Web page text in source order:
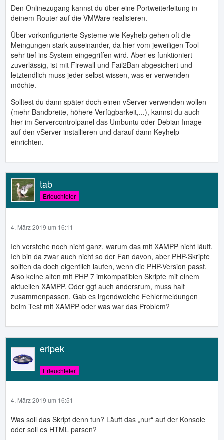
Den Onlinezugang kannst du über eine Portweiterleitung in
deinem Router auf die VMWare realisieren.
Über vorkonfigurierte Systeme wie Keyhelp gehen oft die
Meingungen stark auseinander, da hier vom jeweiligen Tool
sehr tief ins System eingegriffen wird. Aber es funktioniert
zuverlässig, ist mit Firewall und Fail2Ban abgesichert und
letztendlich muss jeder selbst wissen, was er verwenden
möchte.
Solltest du dann später doch einen vServer verwenden wollen
(mehr Bandbreite, höhere Verfügbarkeit,...), kannst du auch
hier im Servercontrolpanel das Umbuntu oder Debian Image
auf den vServer installieren und darauf dann Keyhelp
einrichten.
tab
Erleuchteter
4. März 2019 um 16:11
Ich verstehe noch nicht ganz, warum das mit XAMPP nicht läuft.
Ich bin da zwar auch nicht so der Fan davon, aber PHP-Skripte
sollten da doch eigentlich laufen, wenn die PHP-Version passt.
Also keine alten mit PHP 7 imkompatiblen Skripte mit einem
aktuellen XAMPP. Oder ggf auch andersrum, muss halt
zusammenpassen. Gab es irgendwelche Fehlermeldungen
beim Test mit XAMPP oder was war das Problem?
eripek
Erleuchteter
4. März 2019 um 16:51
Was soll das Skript denn tun? Läuft das „nur“ auf der Konsole
oder soll es HTML parsen?